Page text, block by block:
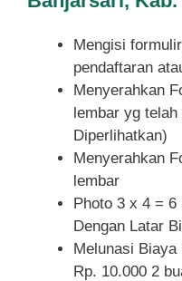
Mengisi
pendaftaran
Menyerahkan
lembar yg
Diperlihatkan)
Menyerahkan
lembar
Photo 3 x 4 = 6
Dengan Latar
Melunasi Biaya
Rp. 10.000 2